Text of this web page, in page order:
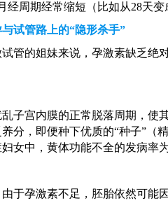
经周期经常缩短（比如从28天
试管路上的“隐形杀手”
管的姐妹来说，孕激素缺乏绝
子宫内膜的正常脱落周期，使
分，即便种下优质的“种子”（
女中，黄体功能不全的发病率
于孕激素不足，胚胎依然可能